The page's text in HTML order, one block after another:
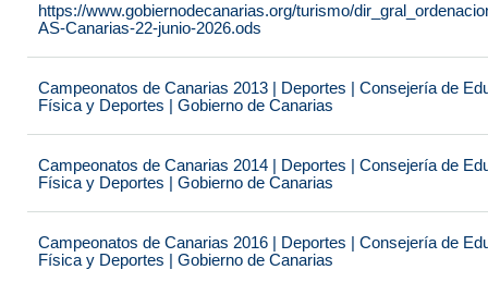
https://www.gobiernodecanarias.org/turismo/
AS-Canarias-22-junio-2026.ods
Campeonatos de Canarias 2013 | Deportes | Consejería de
Física y Deportes | Gobierno de Canarias
Campeonatos de Canarias 2014 | Deportes | Consejería de
Física y Deportes | Gobierno de Canarias
Campeonatos de Canarias 2016 | Deportes | Consejería de
Física y Deportes | Gobierno de Canarias